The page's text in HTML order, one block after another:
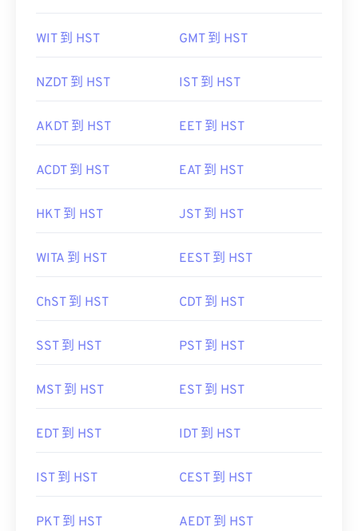
WIT 到 HST GMT 到 HST
NZDT 到 HST IST 到 HST
AKDT 到 HST EET 到 HST
ACDT 到 HST EAT 到 HST
HKT 到 HST JST 到 HST
WITA 到 HST EEST 到 HST
ChST 到 HST CDT 到 HST
SST 到 HST PST 到 HST
MST 到 HST EST 到 HST
EDT 到 HST IDT 到 HST
IST 到 HST CEST 到 HST
PKT 到 HST AEDT 到 HST